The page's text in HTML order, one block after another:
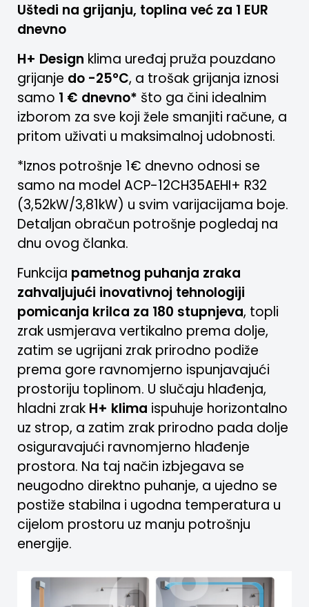
Uštedi na grijanju, toplina već za 1 EUR
dnevno
H+ Design klima uređaj pruža pouzdano
grijanje do -25°C, a trošak grijanja iznosi
samo 1 € dnevno* što ga čini idealnim
izborom za sve koji žele smanjiti račune, a
pritom uživati u maksimalnoj udobnosti.
*Iznos potrošnje 1€ dnevno odnosi se
samo na model ACP-12CH35AEHI+ R32
(3,52kW/3,81kW) u svim varijacijama boje.
Detaljan obračun potrošnje pogledaj na
dnu ovog članka.
Funkcija pametnog puhanja zraka
zahvaljujući inovativnoj tehnologiji
pomicanja krilca za 180 stupnjeva, topli
zrak usmjerava vertikalno prema dolje,
zatim se ugrijani zrak prirodno podiže
prema gore ravnomjerno ispunjavajući
prostoriju toplinom. U slučaju hlađenja,
hladni zrak H+ klima ispuhuje horizontalno
uz strop, a zatim zrak prirodno pada dolje
osiguravajući ravnomjerno hlađenje
prostora. Na taj način izbjegava se
neugodno direktno puhanje, a ujedno se
postiže stabilna i ugodna temperatura u
cijelom prostoru uz manju potrošnju
energije.